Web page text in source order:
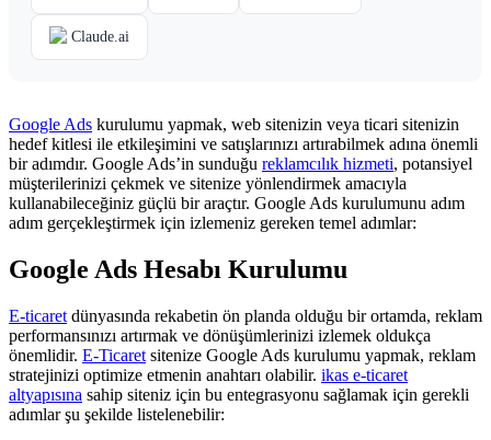
Claude.ai
Google Ads kurulumu yapmak, web sitenizin veya ticari sitenizin
hedef kitlesi ile etkileşimini ve satışlarınızı artırabilmek adına önemli
bir adımdır. Google Ads’in sunduğu reklamcılık hizmeti, potansiyel
müşterilerinizi çekmek ve sitenize yönlendirmek amacıyla
kullanabileceğiniz güçlü bir araçtır. Google Ads kurulumunu adım
adım gerçekleştirmek için izlemeniz gereken temel adımlar:
Google Ads Hesabı Kurulumu
E-ticaret dünyasında rekabetin ön planda olduğu bir ortamda, reklam
performansınızı artırmak ve dönüşümlerinizi izlemek oldukça
önemlidir. E-Ticaret sitenize Google Ads kurulumu yapmak, reklam
stratejinizi optimize etmenin anahtarı olabilir. ikas e-ticaret
altyapısına sahip siteniz için bu entegrasyonu sağlamak için gerekli
adımlar şu şekilde listelenebilir: